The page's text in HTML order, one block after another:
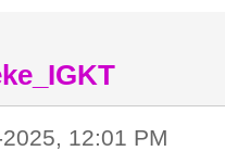
12:01 PM